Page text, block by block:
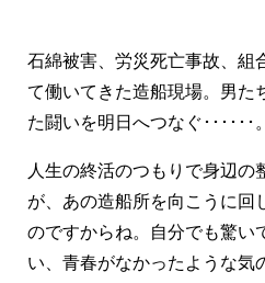
石綿被害、労災死亡事故、組
て働いてきた造船現場。男た
た闘いを明日へつなぐ･･････。
人生の終活のつもりで身辺の
が、あの造船所を向こうに回
のですからね。自分でも驚い
い、青春がなかったような気